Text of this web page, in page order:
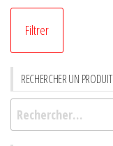
Filtrer
RECHERCHER UN PRODUIT